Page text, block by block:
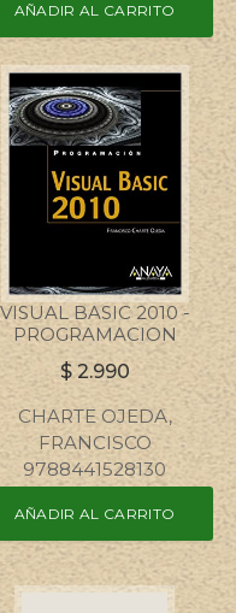
AÑADIR AL CARRITO
VISUAL BASIC 2010 -
PROGRAMACION
$2.990
CHARTE OJEDA,
FRANCISCO
9788441528130
AÑADIR AL CARRITO